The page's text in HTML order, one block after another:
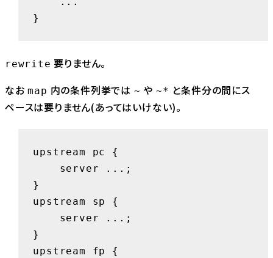
}
rewrite 要りません。
なおmap 内の条件列挙では ~ や~* と条件分の間にス
ペースは要りません(あってはいけない)。
upstream pc {
}
upstream sp {
}
upstream fp {